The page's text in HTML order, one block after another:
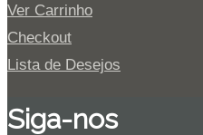
Ver Carrinho
Checkout
Lista de Desejos
Siga-nos